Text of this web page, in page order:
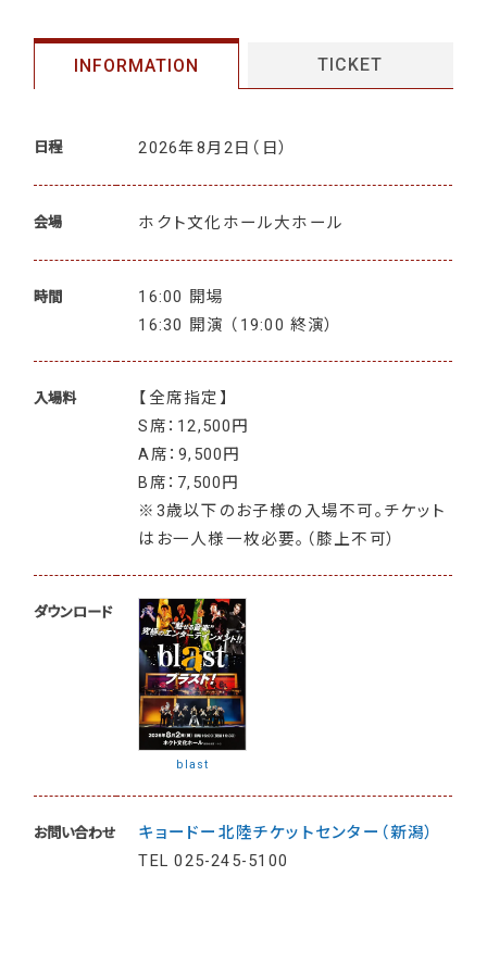
INFORMATION TICKET
日程 2026年8月2日 （日）
会場 ホクト文化ホール大ホール
時間
16:00 開場
16:30 開演 （19:00 終演）
入場料
【全席指定】
S席：12,500円
A席：9,500円
B席：7,500円
※3歳以下のお子様の入場不可。チケット
はお一人様一枚必要。（膝上不可）
ダウンロード
blast
お問い合わせ
キョードー北陸チケットセンター（新潟）
TEL025-245-5100